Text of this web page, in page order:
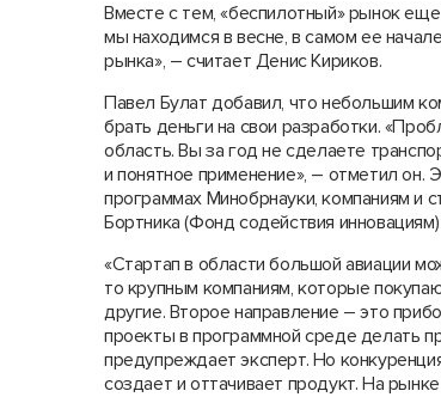
Вместе с тем, «беспилотный» рынок
мы находимся в весне, в самом ее
рынка», – считает Денис Кириков.
Павел Булат добавил, что небольшим
брать деньги на свои разработки.
область. Вы за год не сделаете
и понятное применение», – отметил он.
программах Минобрнауки, компаниям и
Бортника (Фонд содействия
«Стартап в области большой авиации
то крупным компаниям, которые
другие. Второе направление – это
проекты в программной среде делать
предупреждает эксперт. Но
создает и оттачивает продукт. На